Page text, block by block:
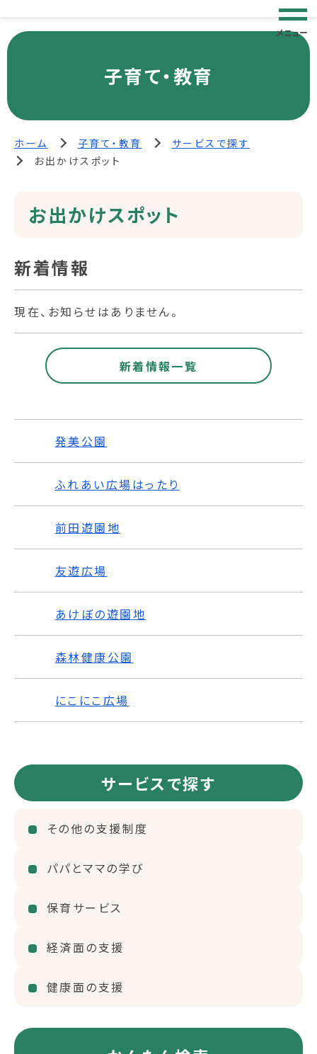
メニュー
子育て・教育
ホーム 子育て・教育
サービスで探す
お出かけスポット
お出かけスポット
新着情報
現在、お知らせはありません。
新着情報一覧
発美公園
ふれあい広場はったり
前田遊園地
友遊広場
あけぼの遊園地
森林健康公園
にこにこ広場
サービスで探す
その他の支援制度
パパとママの学び
保育サービス
経済面の支援
健康面の支援